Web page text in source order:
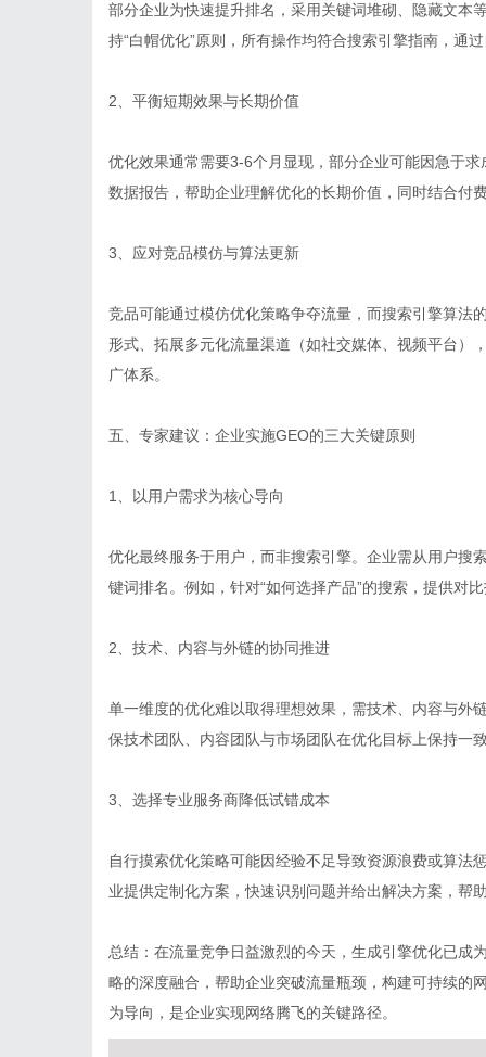
部分企业为快速提升排名，采用关键词堆砌、隐藏文本
持“白帽优化”原则，所有操作均符合搜索引擎指南，通
2、平衡短期效果与长期价值
优化效果通常需要3-6个月显现，部分企业可能因急于
数据报告，帮助企业理解优化的长期价值，同时结合付
3、应对竞品模仿与算法更新
竞品可能通过模仿优化策略争夺流量，而搜索引擎算法
形式、拓展多元化流量渠道（如社交媒体、视频平台）
广体系。
五、专家建议：企业实施GEO的三大关键原则
1、以用户需求为核心导向
优化最终服务于用户，而非搜索引擎。企业需从用户搜
键词排名。例如，针对“如何选择产品”的搜索，提供对
2、技术、内容与外链的协同推进
单一维度的优化难以取得理想效果，需技术、内容与外
保技术团队、内容团队与市场团队在优化目标上保持一
3、选择专业服务商降低试错成本
自行摸索优化策略可能因经验不足导致资源浪费或算法
业提供定制化方案，快速识别问题并给出解决方案，帮
总结：在流量竞争日益激烈的今天，生成引擎优化已成
略的深度融合，帮助企业突破流量瓶颈，构建可持续的
为导向，是企业实现网络腾飞的关键路径。